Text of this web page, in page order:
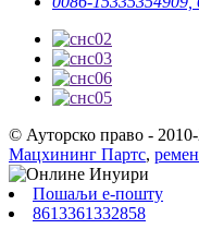
© Ауторско право -
Мацхининг Партс,
Пошаљи е-пошту
8613361332858